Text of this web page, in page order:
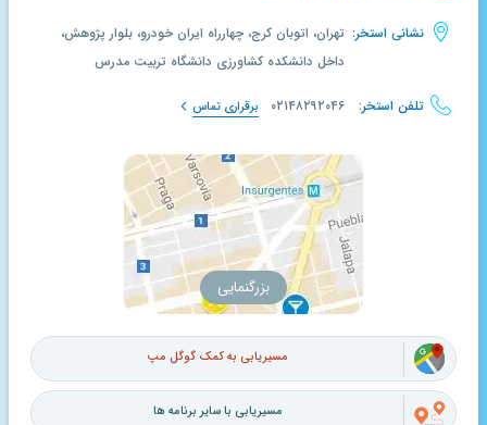
نشانی استخر: تهران، اتوبان کرج، چهارراه ایران خودرو، بلوار پژوهش،
داخل دانشکده کشاورزی دانشگاه تربیت مدرس
تلفن استخر: ۰۲۱۴۸۲۹۲۰۴۶ برقراری تماس
بزرگنمایی
مسیریابی به کمک گوگل مپ
مسیریابی با سایر برنامه ها